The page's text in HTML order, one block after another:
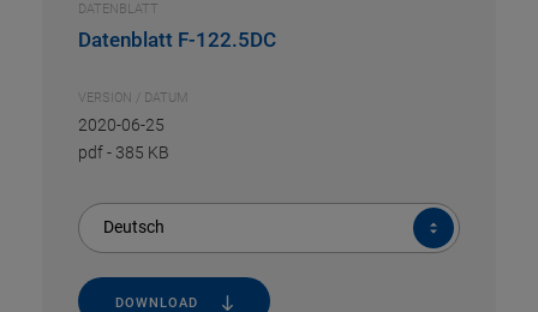
DATENBLATT
Datenblatt F-122.5DC
VERSION / DATUM
2020-06-25
pdf- 385 KB
Deutsch
DOWNLOAD